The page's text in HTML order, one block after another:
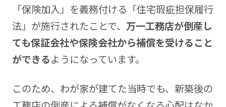
「保険加入」を義務付ける「住宅瑕疵担保履行
法」が施行されたことで、 万一工務店が倒産し
ても保証会社や保険会社から補償を受けること
ができるようになっています。
このため、わが家が建てた当時でも、新築後の